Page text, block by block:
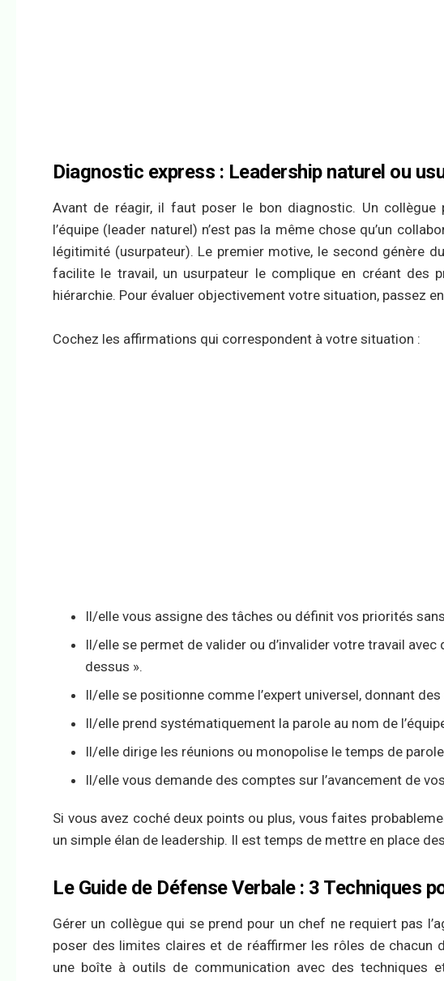
Diagnostic express : Leadership naturel ou
Avant de réagir, il faut poser le bon diagnostic. Un
l’équipe (leader naturel) n’est pas la même chose qu’un
légitimité (usurpateur). Le premier motive, le second génère
facilite le travail, un usurpateur le complique en créant des
hiérarchie. Pour évaluer objectivement votre situation, passez
Cochez les affirmations qui correspondent à votre situation :
Il/elle vous assigne des tâches ou définit vos priorités
Il/elle se permet de valider ou d’invalider votre travail
dessus ».
Il/elle se positionne comme l’expert universel, donnant
Il/elle prend systématiquement la parole au nom de
Il/elle dirige les réunions ou monopolise le temps de
Il/elle vous demande des comptes sur l’avancement de
Si vous avez coché deux points ou plus, vous faites
un simple élan de leadership. Il est temps de mettre en place
Le Guide de Défense Verbale : 3 Techniques
Gérer un collègue qui se prend pour un chef ne requiert pas
poser des limites claires et de réaffirmer les rôles de chacun
une boîte à outils de communication avec des techniques